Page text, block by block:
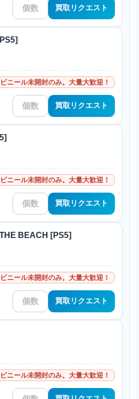
買取リクエスト
ビニール未開封のみ。大量大歓迎！
買取リクエスト
ビニール未開封のみ。大量大歓迎！
買取リクエスト
BEACH [PS5]
ビニール未開封のみ。大量大歓迎！
買取リクエスト
ビニール未開封のみ。大量大歓迎！